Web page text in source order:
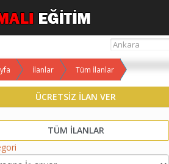
İlanlar Tüm İlanlar
ÜCRETSİZ İLAN VER
TÜM İLANLAR